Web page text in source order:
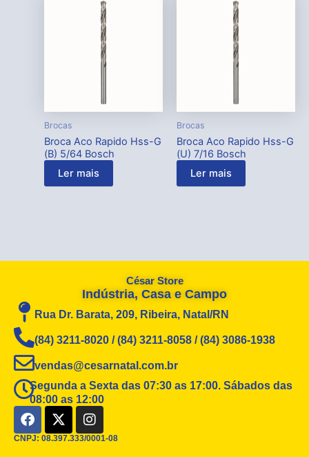
Brocas
Broca Aco Rapido Hss-G
(B) 5/64 Bosch
Ler mais
Brocas
Broca Aco Rapido Hss-G
(U) 7/16 Bosch
Ler mais
César Store
Indústria, Casa e Campo
Rua Dr. Barata, 209, Ribeira, Natal/RN
(84) 3211-8020 / (84) 3211-8058 / (84) 3086-1938
vendas@cesarnatal.com.br
Segunda a Sexta das 07:30 as 17:00. Sábados das
08:00 as 12:00
F
a
c
X
-
t
I
n
s
CNPJ: 08.397.333/0001-08